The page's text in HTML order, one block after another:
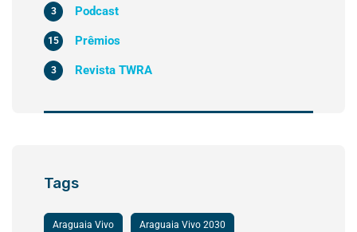
Podcast
3
Prêmios
15
Revista TWRA
3
Tags
Araguaia Vivo Araguaia Vivo 2030